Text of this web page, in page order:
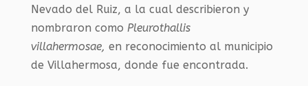
Nevado del Ruiz, a la cual describieron y
nombraron como Pleurothallis
villahermosae, en reconocimiento al municipio
de Villahermosa, donde fue encontrada.